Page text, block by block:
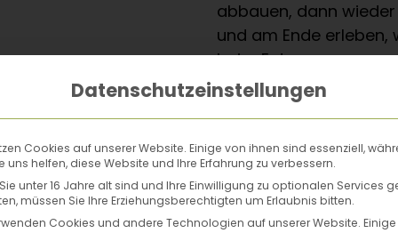
abbauen, dann
und am Ende
beim Entspannen
der Großartigkeit des
eintragen und Brotback-Anleitung
Bauch wird diese Brote lieben … und dich machen sie
mit denbesten Brotbacktipps und 4 Rezepten
Datenschutzeinstellungen
Cookies auf unserer Website. Einige von ihnen sind essenziell,
uns helfen, diese Website und Ihre Erfahrung zu verbessern.
unter 16 Jahre alt sind und Ihre Einwilligung zu optionalen Services
müssen Sie Ihre Erziehungsberechtigten um Erlaubnis bitten.
Cookies und andere Technologien auf unserer Website.